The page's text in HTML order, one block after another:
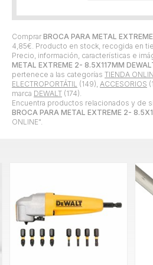
Comprar BROCA PARA METAL
4,85€ . Producto en stock, recogida en
Precio, información, características e
METAL EXTREME 2- 8.5X117MM
pertenece a las categorías TIENDA
ELECTROPORTÁTIL (149), ACCESORIOS
marca DEWALT (174).
Encuentra productos relacionados y de
BROCA PARA METAL EXTREME 2-
ONLINE".